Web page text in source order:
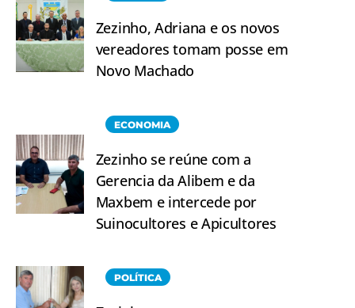
Zezinho, Adriana e os novos
vereadores tomam posse em
Novo Machado
ECONOMIA
Zezinho se reúne com a
Gerencia da Alibem e da
Maxbem e intercede por
Suinocultores e Apicultores
POLÍTICA